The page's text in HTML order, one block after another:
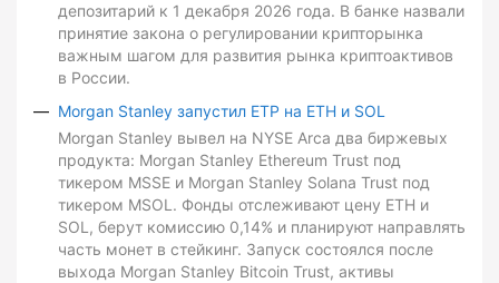
депозитарий к 1 декабря 2026 года. В банке назвали
принятие закона о регулировании крипторынка
важным шагом для развития рынка криптоактивов
в России.
Morgan Stanley запустил ETP на ETH и SOL
Morgan Stanley вывел на NYSE Arca два биржевых
продукта: Morgan Stanley Ethereum Trust под
тикером MSSE и Morgan Stanley Solana Trust под
тикером MSOL. Фонды отслеживают цену ETH и
SOL, берут комиссию 0,14% и планируют направлять
часть монет в стейкинг. Запуск состоялся после
выхода Morgan Stanley Bitcoin Trust, активы